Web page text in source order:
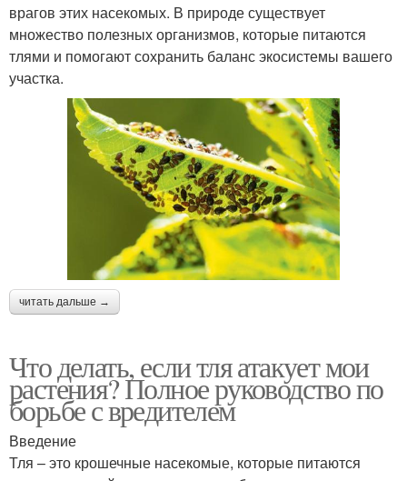
врагов этих насекомых. В природе существует
множество полезных организмов, которые питаются
тлями и помогают сохранить баланс экосистемы вашего
участка.
читать дальше →
Что делать, если тля атакует мои
растения? Полное руководство по
борьбе с вредителем
Введение
Тля – это крошечные насекомые, которые питаются